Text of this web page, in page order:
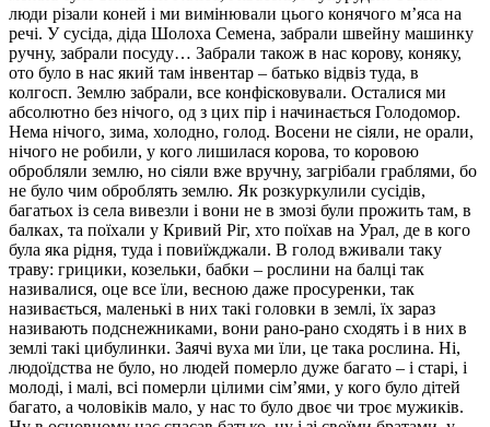
люди різали коней і ми вимінювали цього конячого м’яса на
речі. У сусіда, діда Шолоха Семена, забрали швейну машинку
ручну, забрали посуду… Забрали також в нас корову, коняку,
ото було в нас який там інвентар – батько відвіз туда, в
колгосп. Землю забрали, все конфісковували. Осталися ми
абсолютно без нічого, од з цих пір і начинається Голодомор.
Нема нічого, зима, холодно, голод. Восени не сіяли, не орали,
нічого не робили, у кого лишилася корова, то коровою
обробляли землю, но сіяли вже вручну, загрібали граблями, бо
не було чим оброблять землю. Як розкуркулили сусідів,
багатьох із села вивезли і вони не в змозі були прожить там, в
балках, та поїхали у Кривий Ріг, хто поїхав на Урал, де в кого
була яка рідня, туда і повиїжджали. В голод вживали таку
траву: грицики, козельки, бабки – рослини на балці так
називалися, оце все їли, весною даже просуренки, так
називається, маленькі в них такі головки в землі, їх зараз
називають подснежниками, вони рано-рано сходять і в них в
землі такі цибулинки. Заячі вуха ми їли, це така рослина. Ні,
людоїдства не було, но людей померло дуже багато – і старі, і
молоді, і малі, всі померли цілими сім’ями, у кого було дітей
багато, а чоловіків мало, у нас то було двоє чи троє мужиків.